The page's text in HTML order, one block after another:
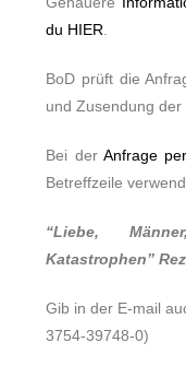
du HIER
BoD prüft die
und Zusendung der
Bei der Anfrage
Betreffzeile
“Liebe,
Katastrophen”
Gib in der E-mail
3754-39748-0)